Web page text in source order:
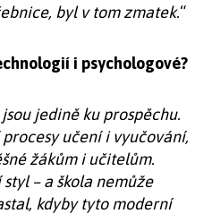
byl v tom zmatek.“
i psychologové?
jedině ku prospěchu.
učení i vyučování,
žákům i učitelům.
– a škola nemůže
kdyby tyto moderní